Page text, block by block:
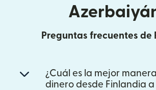
Preguntas frecuentes de
¿Cuál es la mejor
dinero desde Finlandia